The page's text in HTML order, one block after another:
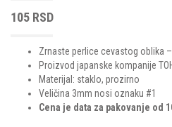
105 RSD
Zrnaste perlice cevastog oblika
Proizvod japanske kompanije
Materijal: staklo, prozirno
Veličina 3mm nosi oznaku #1
Cena je data za pakovanje od